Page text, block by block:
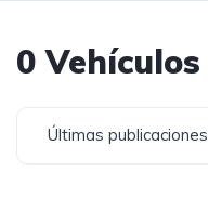
0 Vehículos
Últimas publicaciones